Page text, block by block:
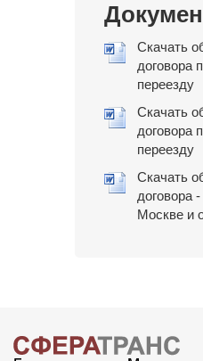
Скачать
договора
переезду
Скачать
договора
переезду
Скачать
договора
Москве и